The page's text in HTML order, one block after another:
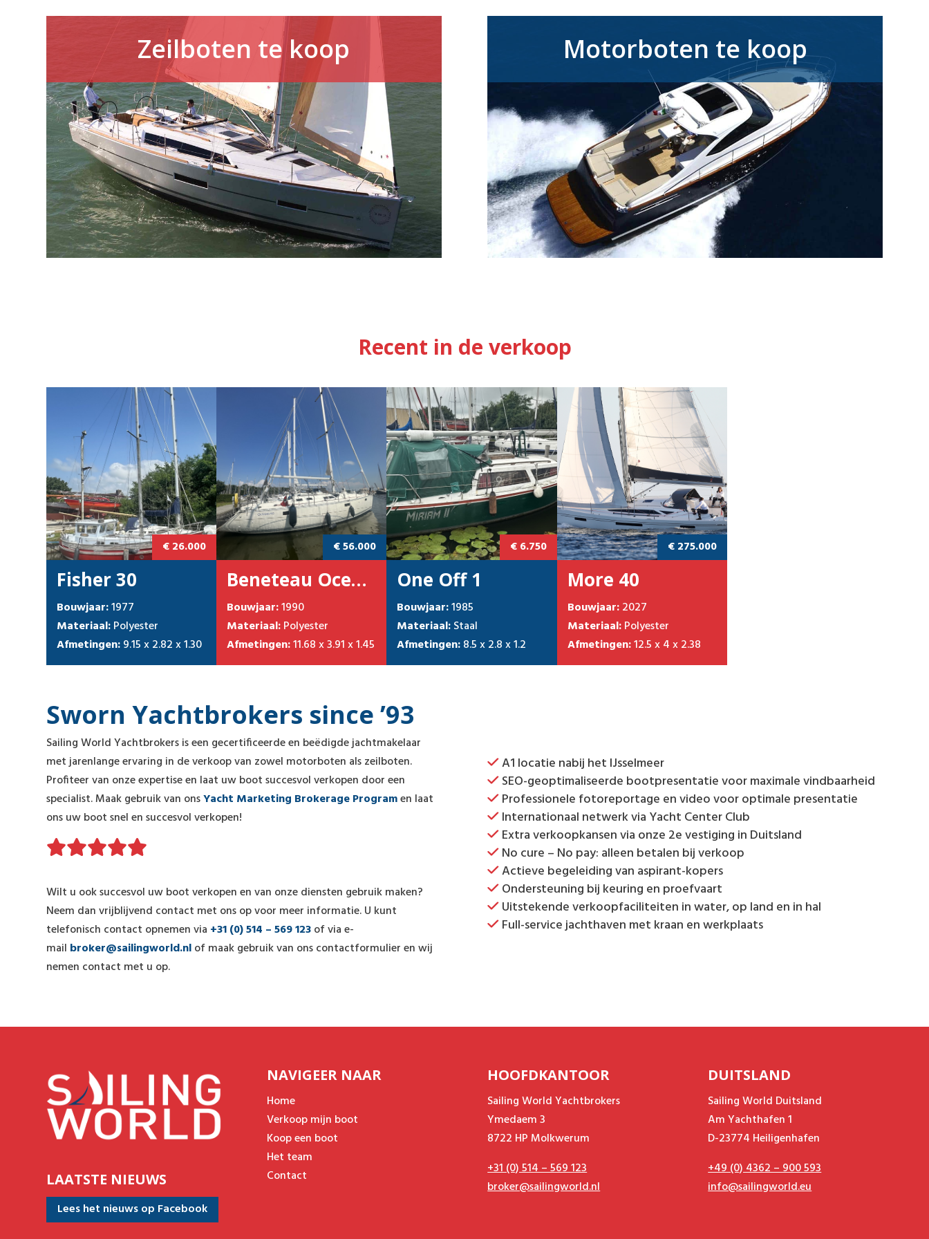
Zeilboten te koop Motorboten te koop
Recent in de verkoop
€ 26.000
Fisher 30
Bouwjaar:1977
Materiaal:Polyester
Afmetingen:9.15 x 2.82 x 1.30
€ 56.000
Beneteau Oceanis 390
Bouwjaar:1990
Materiaal:Polyester
Afmetingen:11.68 x 3.91 x 1.45
€ 6.750
One Off 1
Bouwjaar:1985
Materiaal:Staal
Afmetingen:8.5 x 2.8 x 1.2
€ 275.000
More 40
Bouwjaar:2027
Materiaal:Polyester
Afmetingen:12.5 x 4 x 2.38
Sworn Yachtbrokers since ’93
Sailing World Yachtbrokers is een gecertificeerde en beëdigde jachtmakelaar
met jarenlange ervaring in de verkoop van zowel motorboten als zeilboten.
Profiteer van onze expertise en laat uw boot succesvol verkopen door een
specialist. Maak gebruik van onsYacht Marketing Brokerage Programen laat
ons uw boot snel en succesvol verkopen!
Wilt u ook succesvol uw boot verkopen en van onze diensten gebruik maken?
Neem dan vrijblijvend contact met ons op voor meer informatie. U kunt
telefonisch contact opnemen via +31 (0) 514 – 569 123of via e-
mail broker@sailingworld.nlof maak gebruik van ons contactformulier en wij
nemen contact met u op.
A1 locatie nabij het IJsselmeer
SEO-geoptimaliseerde bootpresentatie voor maximale vindbaarheid
Professionele fotoreportage en video voor optimale presentatie
Internationaal netwerk via Yacht Center Club
Extra verkoopkansen via onze 2e vestiging in Duitsland
No cure – No pay: alleen betalen bij verkoop
Actieve begeleiding van aspirant-kopers
Ondersteuning bij keuring en proefvaart
Uitstekende verkoopfaciliteiten in water, op land en in hal
Full-service jachthaven met kraan en werkplaats
LAATSTE NIEUWS
Lees het nieuws op Facebook
NAVIGEER NAAR
Home
Verkoop mijn boot
Koop een boot
Het team
Contact
HOOFDKANTOOR
Sailing World Yachtbrokers
Ymedaem 3
8722 HP Molkwerum
+31 (0) 514 – 569 123
broker@sailingworld.nl
DUITSLAND
Sailing World Duitsland
Am Yachthafen 1
D-23774 Heiligenhafen
+49 (0) 4362 – 900 593
info@sailingworld.eu